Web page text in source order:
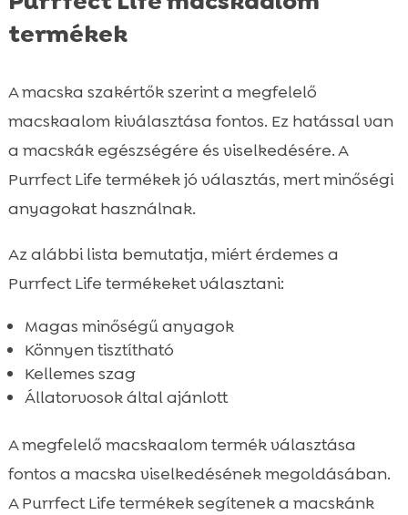
termékek
A macska szakértők szerint a megfelelő
macskaalom kiválasztása fontos. Ez hatással van
a macskák egészségére és viselkedésére. A
Purrfect Life termékek jó választás, mert minőségi
anyagokat használnak.
Az alábbi lista bemutatja, miért érdemes a
Purrfect Life termékeket választani:
Magas minőségű anyagok
Könnyen tisztítható
Kellemes szag
Állatorvosok által ajánlott
A megfelelő macskaalom termék választása
fontos a macska viselkedésének megoldásában.
A Purrfect Life termékek segítenek a macskánk